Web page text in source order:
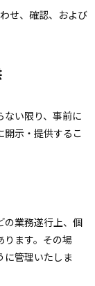
せ、確認、および
ない限り、事前に
示・提供するこ
の業務遂行上、個
ります。その場
に管理いたしま